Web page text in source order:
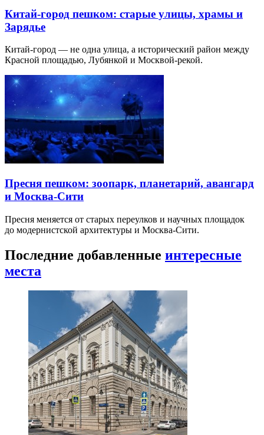
Китай-город пешком: старые улицы, храмы и
Зарядье
Китай-город — не одна улица, а исторический район между
Красной площадью, Лубянкой и Москвой-рекой.
Пресня пешком: зоопарк, планетарий, авангард
и Москва-Сити
Пресня меняется от старых переулков и научных площадок
до модернистской архитектуры и Москва-Сити.
Последние добавленные интересные
места